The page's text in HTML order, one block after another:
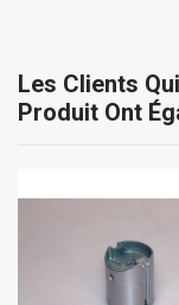
Les Clients
Produit Ont